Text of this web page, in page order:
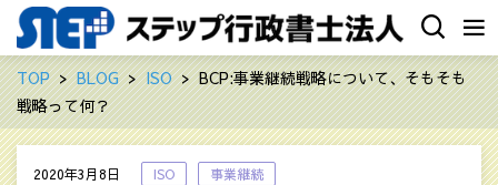
TOP BLOG ISO
BCP:事業継続戦略について、そもそも
戦略って何？
2020年3月8日 ISO
事業継続